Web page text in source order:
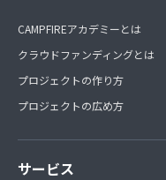
CAMPFIREアカデミーとは
クラウドファンディングとは
プロジェクトの作り方
プロジェクトの広め方
サービス